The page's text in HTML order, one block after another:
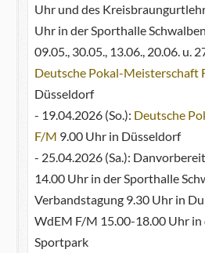
Uhr und des
Uhr in der Sporthalle
09.05., 30.05., 13.06., 20.06. u.
Deutsche Pokal-Meisterschaft
Düsseldorf
- 19.04.2026 (So.): Deutsche
F/M 9.00 Uhr in Düsseldorf
- 25.04.2026 (Sa.):
14.00 Uhr in der Sporthalle
Verbandstagung 9.30 Uhr in
WdEM F/M 15.00-18.00 Uhr in
Sportpark